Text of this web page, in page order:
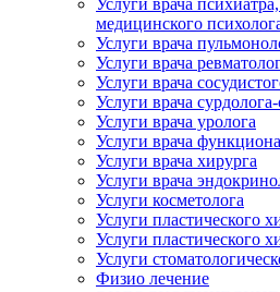
Услуги врача
медицинского
Услуги врача
Услуги врача
Услуги врача
Услуги врача
Услуги врача уролога
Услуги врача
Услуги врача хирурга
Услуги врача
Услуги косметолога
Услуги пластического
Услуги пластического
Услуги
Физио лечение